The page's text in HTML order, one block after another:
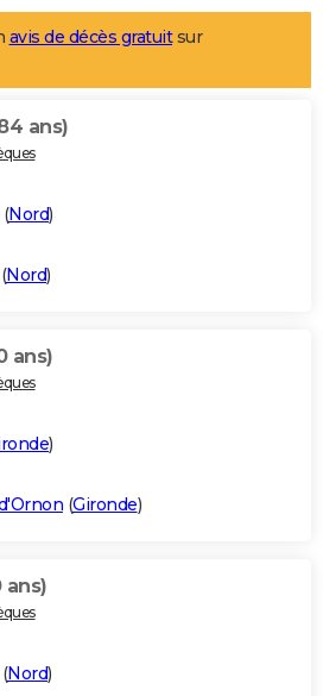
avis de décès gratuitsur
ans)
(Nord)
(Nord)
ans)
)
(Gironde)
ans)
(Nord)